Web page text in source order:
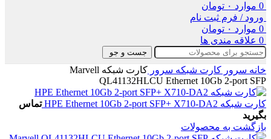
0 موارد ۰ تومان
ورود / فرم ثبت نام
0 موارد ۰ تومان
0 علاقه مندی ها
جست و جو
خانه سرور کارت شبکه سرور
کارت شبکه‌ Marvell
QL41132HLCU Ethernet 10Gb 2-port SFP
کارت شبکه HPE Ethernet 10Gb 2-port SFP+ X710-DA2
تماس
بگیرید
بازگشت به محصولات